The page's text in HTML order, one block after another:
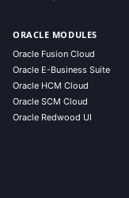
ORACLE MODULES
Oracle Fusion Cloud
Oracle E-Business Suite
Oracle HCM Cloud
Oracle SCM Cloud
Oracle Redwood UI